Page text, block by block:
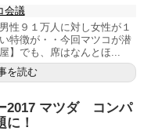
会議
性９１万人に対し女性が１
特徴が・・今回マツコが潜
】でも、席はなんとほ...
を読む
2017 マツダ コンパ
！